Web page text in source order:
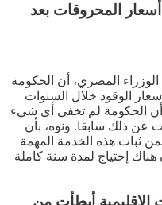
المحروقات بعد
المصري، أن الحكومة
الوقود خلال السنوات
أن الحكومة لم تخفي أي شيء
عن ذلك سابقا. ونوه، بأن
ثبات هذه الخدمة المهمة
إحتياج لمدة سنة كاملة